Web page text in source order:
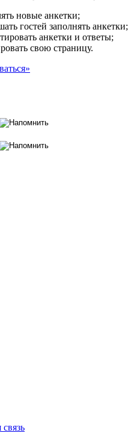
новые анкетки;
гостей заполнять анкетки;
анкетки и ответы;
свою страницу.